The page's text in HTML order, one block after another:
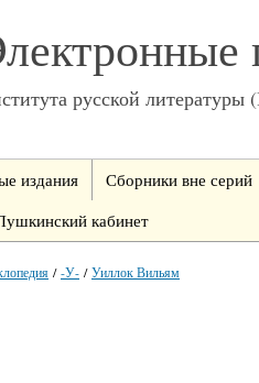
русской
издания
Сборники вне серий
кабинет
/-У- /Уиллок Вильям